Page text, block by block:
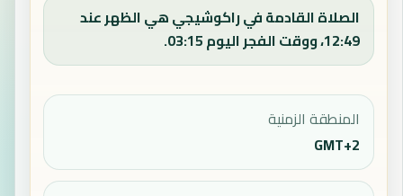
الصلاة القادمة في راكوشيجي هي الظهر عند
12:49، ووقت الفجر اليوم 03:15.
المنطقة الزمنية
GMT+2